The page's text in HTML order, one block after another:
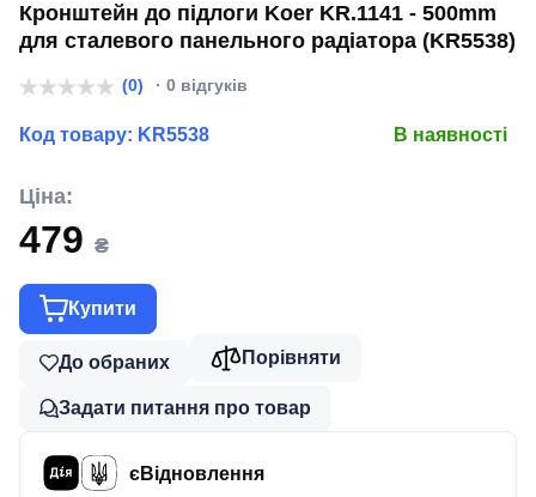
Кронштейн до підлоги Koer KR.1141 - 500mm
для сталевого панельного радіатора (KR5538)
(0) · 0 відгуків
Код товару: KR5538 В наявності
Ціна:
479 ₴
Купити
До обраних Порівняти
Задати питання про товар
єВідновлення